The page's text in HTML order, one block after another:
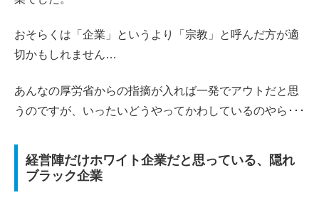
おそらくは「企業」というより「宗教」と呼んだ方が適
切かもしれません…
あんなの厚労省からの指摘が入れば一発でアウトだと思
うのですが、いったいどうやってかわしているのやら･･･
経営陣だけホワイト企業だと思っている、隠れ
ブラック企業